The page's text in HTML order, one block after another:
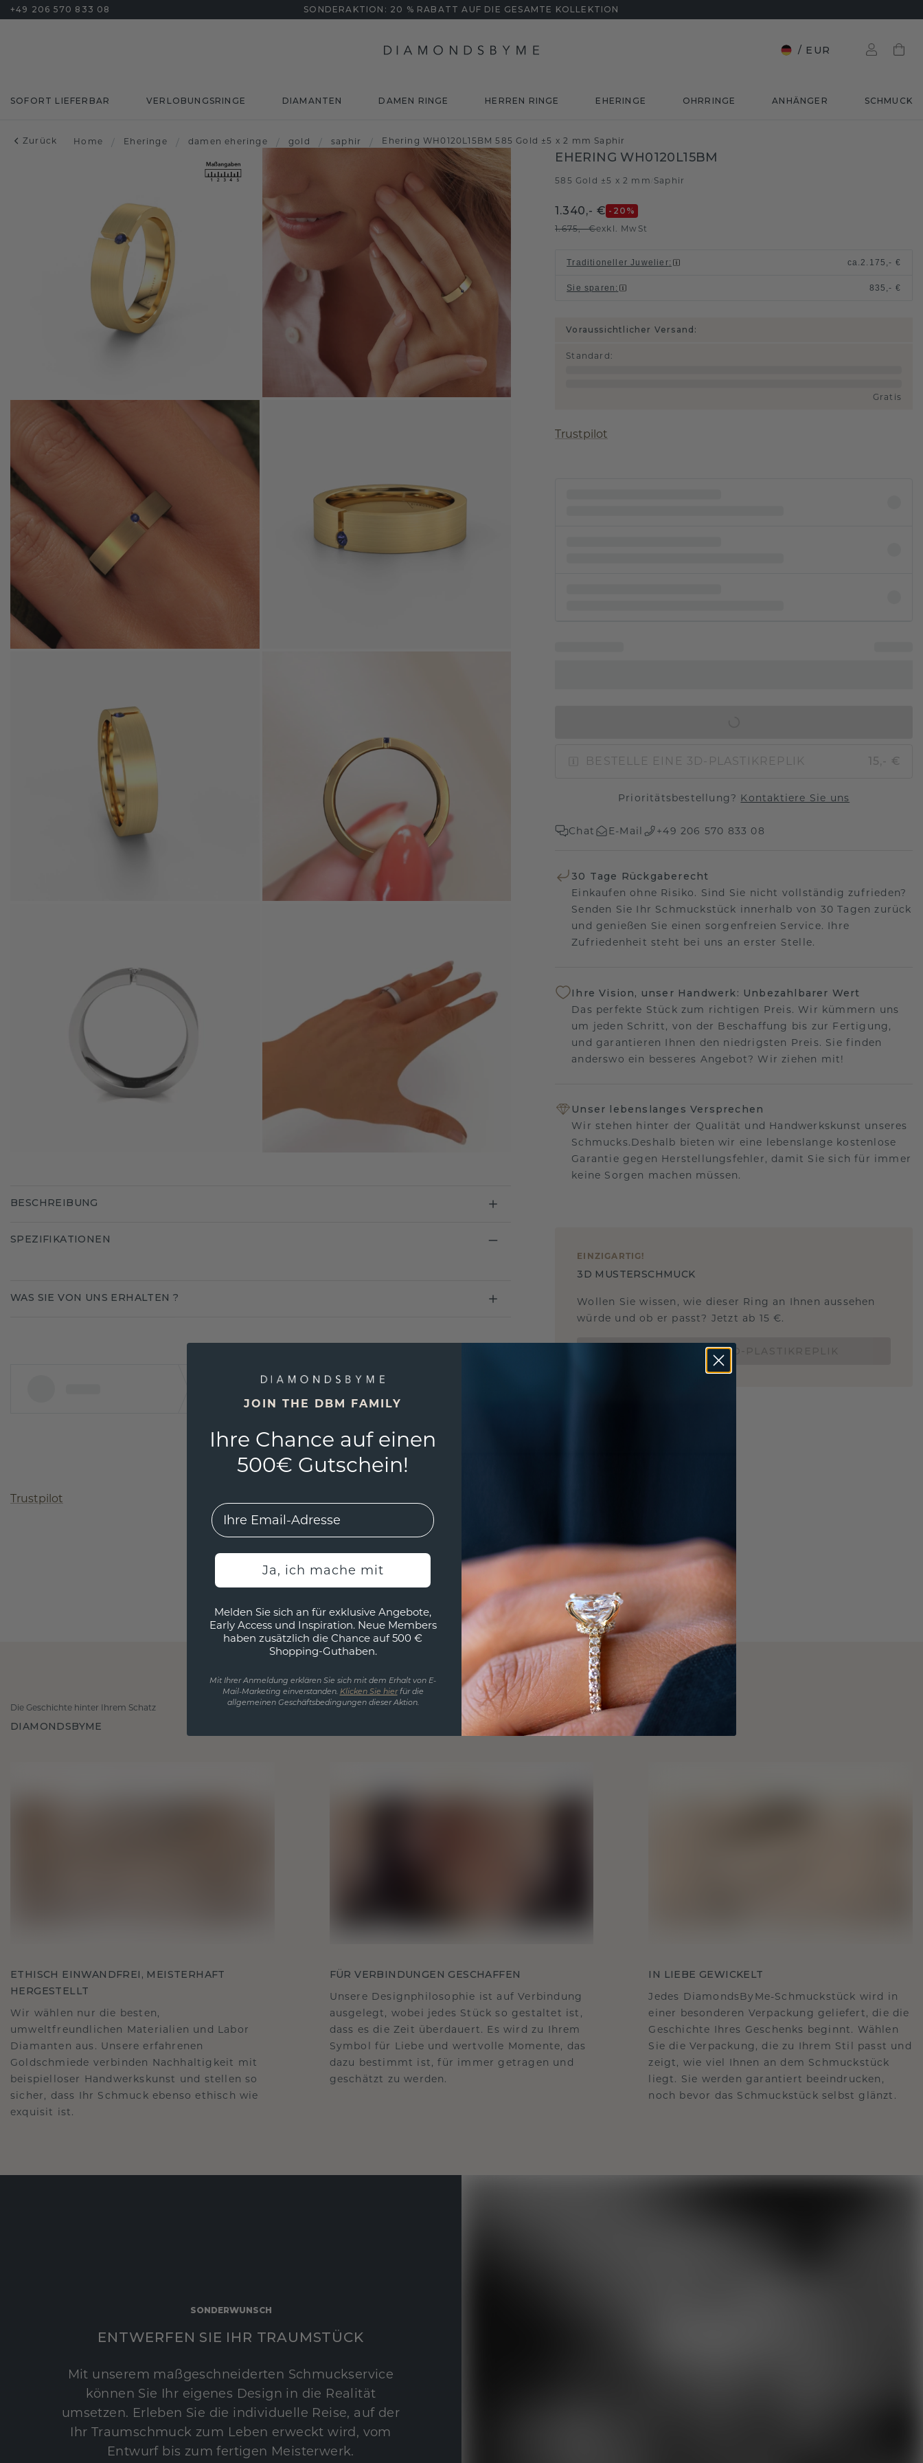
+49 206 570 833 08 SONDERAKTION: 20 % RABATT AUF DIE GESAMTE KOLLEKTION
/ EUR
SOFORT LIEFERBAR VERLOBUNGSRINGE DIAMANTEN DAMEN RINGE HERREN RINGE EHERINGE OHRRINGE ANHÄNGER SCHMUCK
Zurück Home / Eheringe / damen eheringe / gold / saphir / Ehering WH0120L15BM 585 Gold ±5 x 2 mm Saphir
EHERING WH0120L15BM
585 Gold ±5 x 2 mm Saphir
1.340,- € -20 %
1.675,- €exkl. MwSt
Traditioneller Juwelier: ca.2.175,- €
Sie sparen : 835,- €
Voraussichtlicher Versand:
Standard :
Gratis
Trustpilot
BESTELLE EINE 3D-PLASTIKREPLIK 15,- €
Prioritätsbestellung? Kontaktiere Sie uns
Chat E-Mail +49 206 570 833 08
30 Tage Rückgaberecht
Einkaufen ohne Risiko. Sind Sie nicht vollständig zufrieden?
Senden Sie Ihr Schmuckstück innerhalb von 30 Tagen zurück
und genießen Sie einen sorgenfreien Service. Ihre
Zufriedenheit steht bei uns an erster Stelle.
Ihre Vision, unser Handwerk: Unbezahlbarer Wert
Das perfekte Stück zum richtigen Preis. Wir kümmern uns
um jeden Schritt, von der Beschaffung bis zur Fertigung,
und garantieren Ihnen den niedrigsten Preis. Sie finden
anderswo ein besseres Angebot? Wir ziehen mit!
Unser lebenslanges Versprechen
Wir stehen hinter der Qualität und Handwerkskunst unseres
Schmucks.Deshalb bieten wir eine lebenslange kostenlose
Garantie gegen Herstellungsfehler, damit Sie sich für immer
keine Sorgen machen müssen.
EINZIGARTIG !
3D MUSTERSCHMUCK
Wollen Sie wissen, wie dieser Ring an Ihnen aussehen
würde und ob er passt? Jetzt ab 15 €.
BESTELLE EINE 3D-PLASTIKREPLIK
BESCHREIBUNG
SPEZIFIKATIONEN
WAS SIE VON UNS ERHALTEN ?
Trustpilot
Die Geschichte hinter Ihrem Schatz
DIAMONDSBYME
ETHISCH EINWANDFREI, MEISTERHAFT
HERGESTELLT
Wir wählen nur die besten,
umweltfreundlichen Materialien und Labor
Diamanten aus. Unsere erfahrenen
Goldschmiede verbinden Nachhaltigkeit mit
beispielloser Handwerkskunst und stellen so
sicher, dass Ihr Schmuck ebenso ethisch wie
exquisit ist.
FÜR VERBINDUNGEN GESCHAFFEN
Unsere Designphilosophie ist auf Verbindung
ausgelegt, wobei jedes Stück so gestaltet ist,
dass es die Zeit überdauert. Es wird zu Ihrem
Symbol für Liebe und wertvolle Momente, das
dazu bestimmt ist, für immer getragen und
geschätzt zu werden.
IN LIEBE GEWICKELT
Jedes DiamondsByMe-Schmuckstück wird in
einer besonderen Verpackung geliefert, die die
Geschichte Ihres Geschenks beginnt. Wählen
Sie die Verpackung, die zu Ihrem Stil passt und
zeigt, wie viel Ihnen an dem Schmuckstück
liegt. Sie werden garantiert beeindrucken,
noch bevor das Schmuckstück selbst glänzt.
SONDERWUNSCH
ENTWERFEN SIE IHR TRAUMSTÜCK
Mit unserem maßgeschneiderten Schmuckservice
können Sie Ihr eigenes Design in die Realität
umsetzen. Erleben Sie die individuelle Reise, auf der
Ihr Traumschmuck zum Leben erweckt wird, vom
Entwurf bis zum fertigen Meisterwerk.
JOIN THE DBM FAMILY
Ihre Chance auf einen
500€ Gutschein!
EMail
Ja, ich mache mit
Melden Sie sich an für exklusive Angebote,
Early Access und Inspiration. Neue Members
haben zusätzlich die Chance auf 500 €
Shopping-Guthaben.
Mit Ihrer Anmeldung erklären Sie sich mit dem Erhalt von E-
Mail-Marketing einverstanden. Klicken Sie hierfür die
allgemeinen Geschäftsbedingungen dieser Aktion.